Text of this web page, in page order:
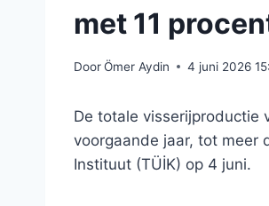
met 11
DoorÖmer Aydin 4 juni 2026
De totale visserijproductie
voorgaande jaar, tot meer
Instituut (TÜİK) op 4 juni.